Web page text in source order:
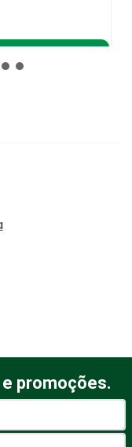
promoções.